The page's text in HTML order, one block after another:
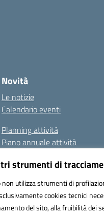
strumenti di
utilizza strumenti di
cookies tecnici
del sito, alla fruibilità dei
Novità
Le notizie
Calendario eventi
Planning attività
Piano annuale attività